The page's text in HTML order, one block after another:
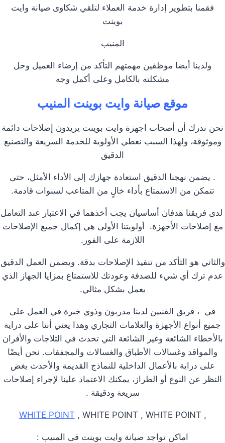
فقمنا بتطوير إدارة خدمة العملاء لتلقي شكاوى صيانة وايت
بوينت
المنيب
ولدينا أيضا موظفين مهمتهم التأكد من إرضاء العميل وحل
مشكلته بالكامل وعلى أكمل وجه
موقع صيانة وايت بوينت المنيب
نحن ندرك أن أصحاب اجهزة وايت بوينت يريدون إصلاحات دائمة
وموثوقة، ولهذا السبب نعطي الأولوية للخدمة السريعة والتصنيع
الدقيق
. يضمن نهجنا الدقيق استعادة جهازك إلى الأداء الأمثل، حتى
تتمكن من الاستمتاع بأداء خالٍ من المتاعب لسنوات قادمة.
لدى فريقنا هدفان أساسيان يجب أخذهما في الاعتبار عند التعامل
مع إصلاحات الأجهزة. أولويتنا الأولى هي إكمال جميع الإصلاحات
اللازمة على الفور.
والثاني هو التأكد من تنفيذ الإصلاحات بدقة. ويضمن العمل الدقيق
عدم ترك أي شيء للصدفة وعودتك للاستمتاع بمزايا الجهاز الذي
يعمل بشكل مثالي.
في ، فريق الفنيين لدينا مدربون وذوي خبرة في العمل على
جميع أنواع الأجهزة والعلامات التجاري وهذا يعني أننا على دراية
بالأخطاء الشائعة وغير الشائعة التي تحدث في الثلاجات والأفران
والمواقد وغسالات الأطباق والغسالات والمجففات. نحن أيضًا
على دراية بالأعمال الداخلية للنماذج القديمة والأحدث بغض
النظر عن النوع أو الطراز، يمكنك الاعتماد علينا لإجراء إصلاحات
سريعة ودقيقة .
,
WHITE POINT , WHITE POINT , WHITE POINT
اماكن تواجد صيانة وايت بوينت فى المنيب :